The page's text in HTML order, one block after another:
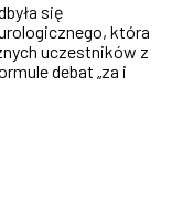
się
która
uczestników z
debat „za i